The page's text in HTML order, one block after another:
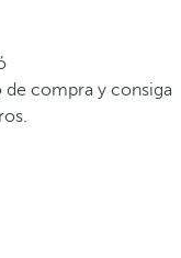
de compra y consiga